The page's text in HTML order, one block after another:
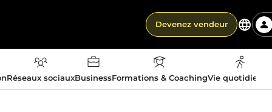
Devenez vendeur
Réseaux sociauxBusinessFormations & CoachingVie